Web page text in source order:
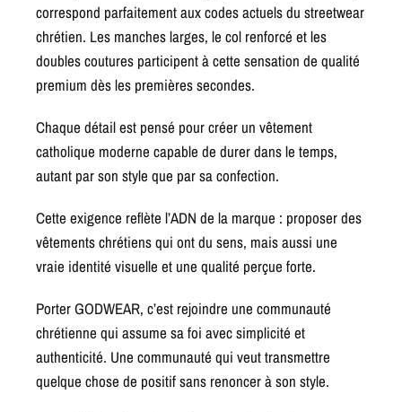
correspond parfaitement aux codes actuels du streetwear
chrétien. Les manches larges, le col renforcé et les
doubles coutures participent à cette sensation de qualité
premium dès les premières secondes.
Chaque détail est pensé pour créer un vêtement
catholique moderne capable de durer dans le temps,
autant par son style que par sa confection.
Cette exigence reflète l’ADN de la marque : proposer des
vêtements chrétiens qui ont du sens, mais aussi une
vraie identité visuelle et une qualité perçue forte.
Porter GODWEAR, c’est rejoindre une communauté
chrétienne qui assume sa foi avec simplicité et
authenticité. Une communauté qui veut transmettre
quelque chose de positif sans renoncer à son style.